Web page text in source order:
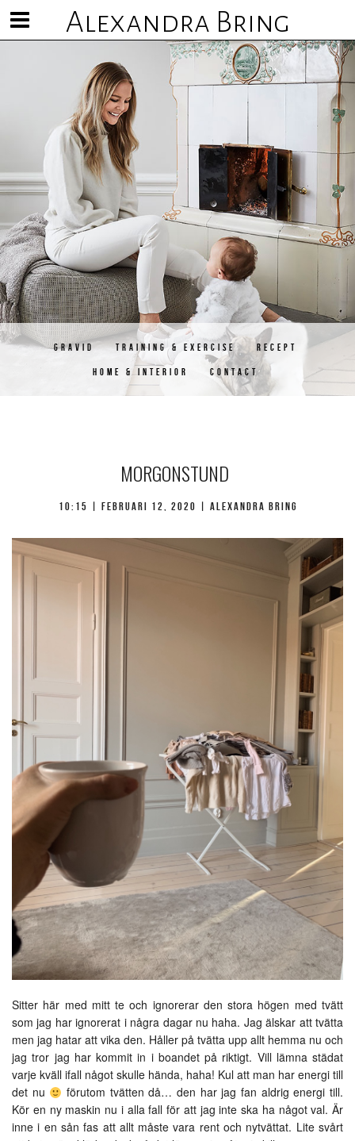
Alexandra Bring
Visa/göm
meny
GRAVID TRAINING & EXERCISE RECEPT
HOME & INTERIOR CONTACT
MORGONSTUND
10:15 | februari 12, 2020 | Alexandra Bring
Sitter här med mitt te och ignorerar den stora högen med tvätt
som jag har ignorerat i några dagar nu haha. Jag älskar att tvätta
men jag hatar att vika den. Håller på tvätta upp allt hemma nu och
jag tror jag har kommit in i boandet på riktigt. Vill lämna städat
varje kväll ifall något skulle hända, haha! Kul att man har energi till
det nu
förutom tvätten då… den har jag fan aldrig energi till.
Kör en ny maskin nu i alla fall för att jag inte ska ha något val. Är
inne i en sån fas att allt måste vara rent och nytvättat. Lite svårt